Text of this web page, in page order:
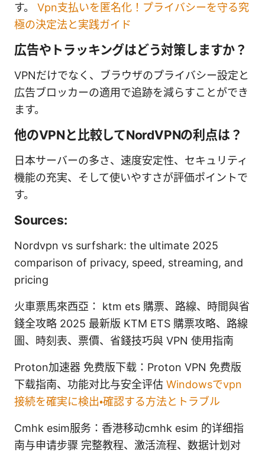
す。 Vpn支払いを匿名化！プライバシーを守る究
極の決定法と実践ガイド
広告やトラッキングはどう対策しますか？
VPNだけでなく、ブラウザのプライバシー設定と
広告ブロッカーの適用で追跡を減らすことができ
ます。
他のVPNと比較してNordVPNの利点は？
日本サーバーの多さ、速度安定性、セキュリティ
機能の充実、そして使いやすさが評価ポイントで
す。
Sources:
Nordvpn vs surfshark: the ultimate 2025
comparison of privacy, speed, streaming, and
pricing
火車票馬來西亞： ktm ets 購票、路線、時間與省
錢全攻略 2025 最新版 KTM ETS 購票攻略、路線
圖、時刻表、票價、省錢技巧與 VPN 使用指南
Proton加速器 免费版下载：Proton VPN 免费版
下载指南、功能对比与安全评估 Windowsでvpn
接続を確実に検出・確認する方法とトラブル
Cmhk esim服务：香港移动cmhk esim 的详细指
南与申请步骤 完整教程、激活流程、数据计划对